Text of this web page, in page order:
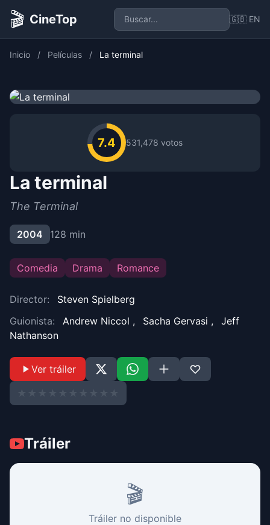
🎬 CineTop 🇬🇧 EN
Inicio / Películas / La terminal
7.4 531,478 votos
La terminal
The Terminal
2004 128 min
Comedia Drama Romance
Director:
Steven Spielberg
Guionista:
Andrew Niccol , Sacha Gervasi ,
Jeff
Nathanson
Ver tráiler
Tráiler
🎬
Tráiler no disponible